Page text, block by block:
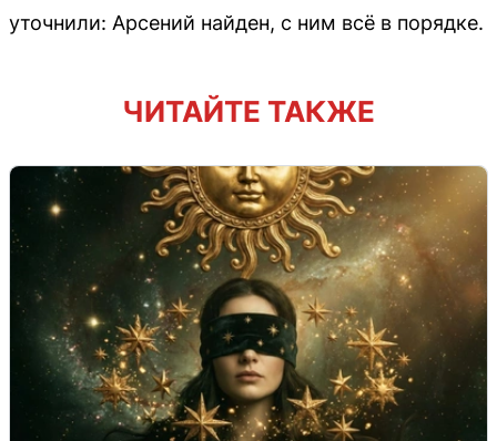
уточнили: Арсений найден, с ним всё в порядке.
ЧИТАЙТЕ ТАКЖЕ